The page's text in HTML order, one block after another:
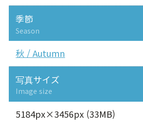
季節
Season
秋 / Autumn
写真サイズ
Image size
5184px×3456px (33MB)